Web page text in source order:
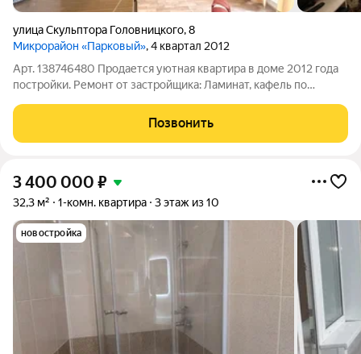
улица Скульптора Головницкого,8
Микрорайон «Парковый», 4 квартал 2012
Арт. 138746480 Продается уютная квартира в доме 2012 года
постройки. Ремонт от застройщика: Ламинат, кафель по
проживания и подходит для сдачи в аренду. Инфраструктура:
Рядом магазины, школы и
Позвонить
3 400 000 ₽
32,3 м² 1-комн. квартира 3 этаж из 10
новостройка